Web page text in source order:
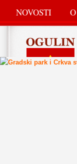
NOVOSTI